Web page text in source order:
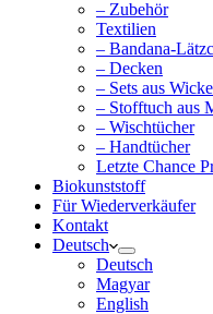
– Zubehör
Textilien
– Bandana-
– Decken
– Sets aus
– Stofftuch aus
– Wischtücher
– Handtücher
Letzte Chance
Biokunststoff
Für Wiederverkäufer
Kontakt
Deutsch
Deutsch
Magyar
English